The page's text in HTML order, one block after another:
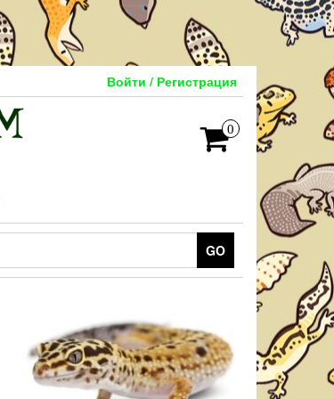
Войти / Регистрация
0
GO